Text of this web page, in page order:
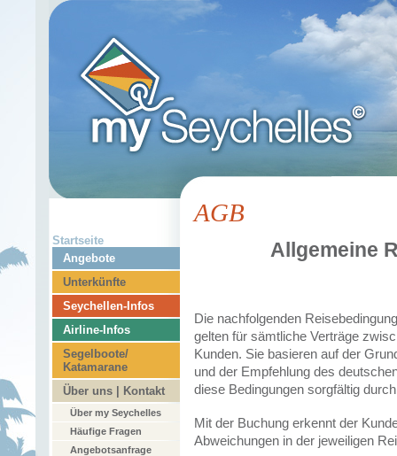
Startseite
Angebote
Unterkünfte
Seychellen-Infos
Airline-Infos
Segelboote/
Katamarane
Über uns | Kontakt
Über my Seychelles
Häufige Fragen
Angebotsanfrage
AGB
Allgemeine
Die nachfolgenden
gelten für sämtliche Verträge
Kunden. Sie basieren auf der
und der Empfehlung des
diese Bedingungen sorgfältig
Mit der Buchung erkennt der
Abweichungen in der jeweiligen